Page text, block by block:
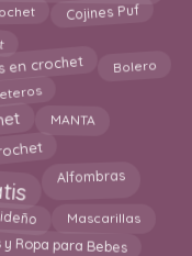
Cojines Puf
en crochet Bolero
MANTA
Alfombras
Mascarillas
Ropa para Bebes